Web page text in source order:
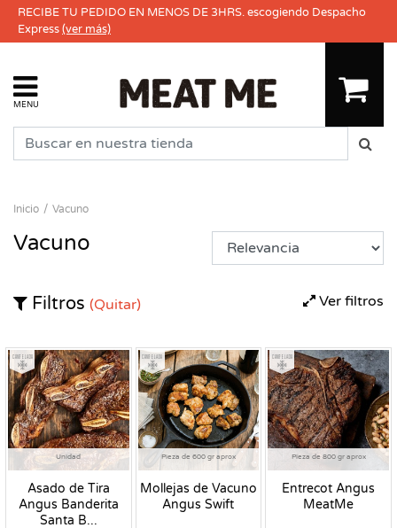
RECIBE TU PEDIDO EN MENOS DE 3HRS. escogiendo Despacho
Express(ver más)
MENU
Inicio Vacuno
Vacuno
Ver filtros
Filtros (Quitar)
Unidad
Asado de Tira
Angus Banderita
Santa B...
Congelado
Pieza de 600 gr aprox
Mollejas de Vacuno
Angus Swift
Congelado
Pieza de 800 gr aprox
Entrecot Angus
MeatMe
Congelado